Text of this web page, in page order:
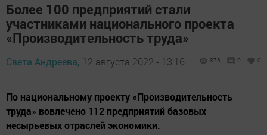
Более 100 предприятий стали
участниками национального проекта
«Производительность труда»
Света Андреева, 12 августа 2022 - 13:16 876 0 0
По национальному проекту «Производительность
труда» вовлечено 112 предприятий базовых
несырьевых отраслей экономики.